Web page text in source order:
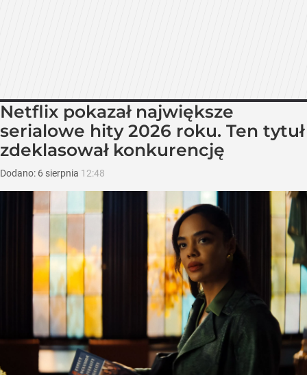
Netflix pokazał największe
serialowe hity 2026 roku. Ten tytuł
zdeklasował konkurencję
Dodano: 6 sierpnia 12:48